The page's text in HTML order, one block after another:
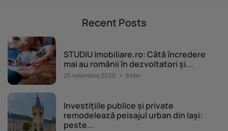
Recent Posts
STUDIU Imobiliare.ro: Câtă încredere
mai au românii în dezvoltatori și...
25 noiembrie 2025 8 Min
Investițiile publice și private
remodelează peisajul urban din Iași:
peste...